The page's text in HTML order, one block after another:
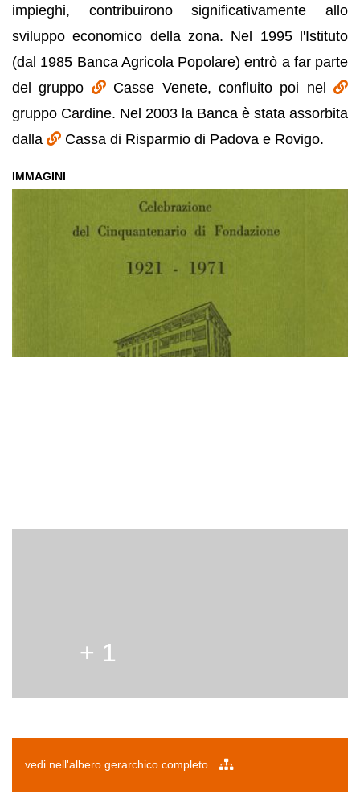
impieghi, contribuirono significativamente allo
sviluppo economico della zona. Nel 1995 l'Istituto
(dal 1985 Banca Agricola Popolare) entrò a far parte
del gruppo
Casse Venete, confluito poi nel
gruppo Cardine. Nel 2003 la Banca è stata assorbita
dalla
Cassa di Risparmio di Padova e Rovigo.
IMMAGINI
+ 1
vedi nell'albero gerarchico completo